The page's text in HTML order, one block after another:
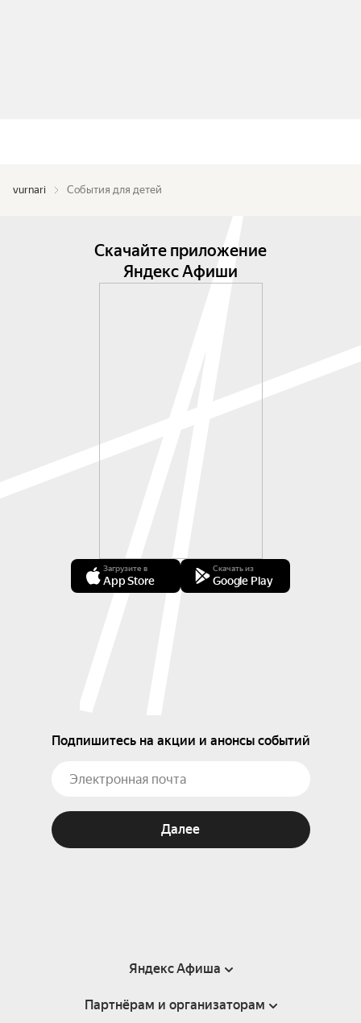
vurnari События для детей
Скачайте приложение
Яндекс Афиши
Загрузите в
App Store
Скачать из
Google Play
Подпишитесь на акции и анонсы событий
Далее
Яндекс Афиша
Справка
Партнёрам и организаторам